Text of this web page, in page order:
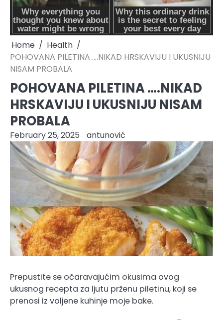
Home
Health
POHOVANA PILETINA ….NIKAD HRSKAVIJU I UKUSNIJU
NISAM PROBALA
POHOVANA PILETINA ….NIKAD
HRSKAVIJU I UKUSNIJU NISAM
PROBALA
February 25, 2025 antunović
Prepustite se očaravajućim okusima ovog
ukusnog recepta za ljutu prženu piletinu, koji se
prenosi iz voljene kuhinje moje bake.